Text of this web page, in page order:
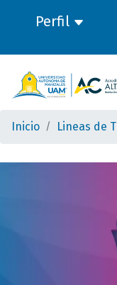
Perfil
Inicio Lineas de